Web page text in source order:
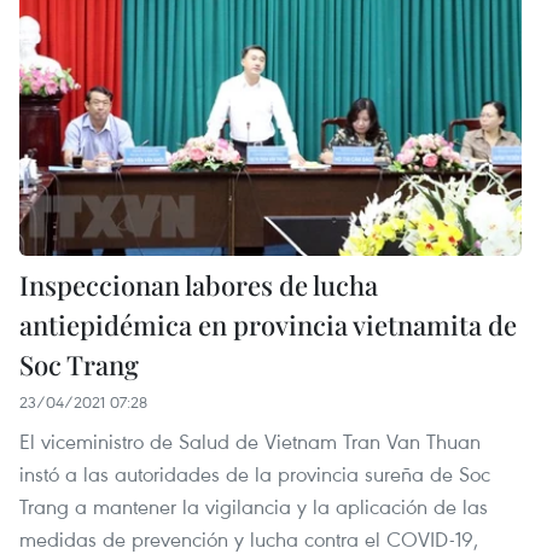
Inspeccionan labores de lucha
antiepidémica en provincia vietnamita de
Soc Trang
23/04/2021 07:28
El viceministro de Salud de Vietnam Tran Van Thuan
instó a las autoridades de la provincia sureña de Soc
Trang a mantener la vigilancia y la aplicación de las
medidas de prevención y lucha contra el COVID-19,